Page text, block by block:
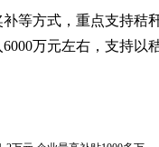
方式，重点支持秸秆
万元左右，支持以